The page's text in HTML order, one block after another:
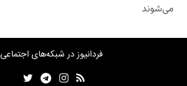
فردانیوز در شبکه‌های اجتماعی